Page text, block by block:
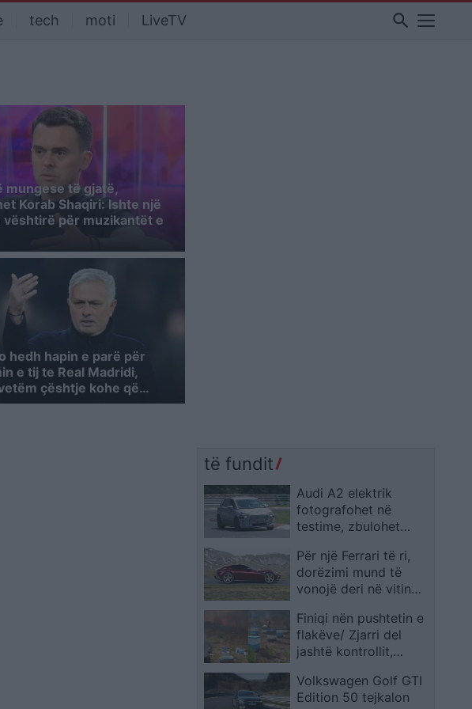
tech moti LiveTV search
mungese të gjatë,
Korab Shaqiri: Ishte një
vështirë për muzikantët e
hedh hapin e parë për
e tij te Real Madridi,
çështje kohe që…
të fundit
Audi A2 elektrik
fotografohet në
testime, zbulohet
Për një Ferrari të ri,
dorëzimi mund të
vonojë deri në vitin
Finiqi nën pushtetin e
flakëve/ Zjarri del
jashtë kontrollit,
dhe digjen kosheret e
bletëve, nis ndërhyrja
Volkswagen Golf GTI
Edition 50 tejkalon